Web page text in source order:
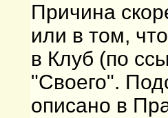
Причина
или в том,
в Клуб (по
"Своего".
описано в